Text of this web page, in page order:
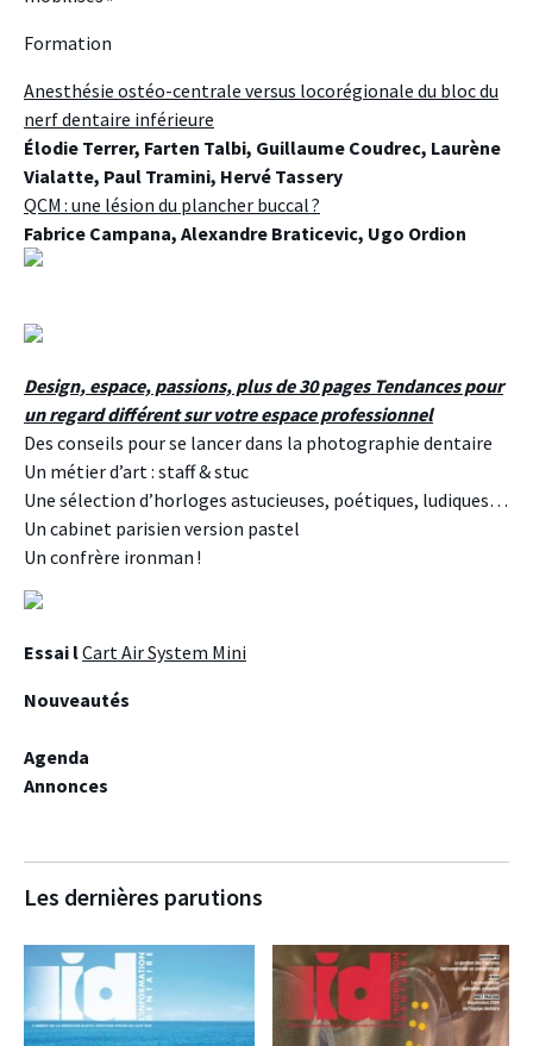
Formation
Anesthésie ostéo-centrale versus locorégionale du bloc du
nerf dentaire inférieure
Élodie Terrer, Farten Talbi, Guillaume Coudrec, Laurène
Vialatte, Paul Tramini, Hervé Tassery
QCM : une lésion du plancher buccal ?
Fabrice Campana, Alexandre Braticevic, Ugo Ordion
Design, espace, passions, plus de 30 pages Tendances pour
un regard différent sur votre espace professionnel
Des conseils pour se lancer dans la photographie dentaire
Un métier d’art : staff & stuc
Une sélection d’horloges astucieuses, poétiques, ludiques…
Un cabinet parisien version pastel
Un confrère ironman !
Essai lCart Air System Mini
Nouveautés
Agenda
Annonces
Les dernières parutions